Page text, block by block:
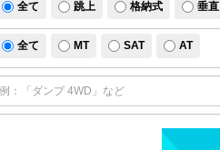
全て 跳上 格納式 垂直
全て MT SAT AT